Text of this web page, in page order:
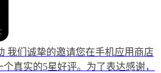
我们诚挚的邀请您在手机应用商店
真实的5星好评。为了表达感谢，